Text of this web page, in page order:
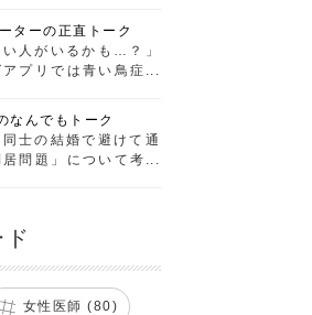
ターの正直トーク
い人がいるかも…？」
プリでは青い鳥症候
なんでもトーク
士の結婚で避けて通
問題」について考え
女性医師 (80)